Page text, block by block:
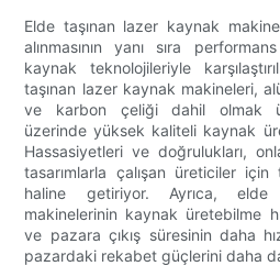
Elde taşınan lazer kaynak
alınmasının yanı sıra
kaynak teknolojileriyle
taşınan lazer kaynak makineleri,
ve karbon çeliği dahil olmak
üzerinde yüksek kaliteli kaynak
Hassasiyetleri ve doğrulukları,
tasarımlarla çalışan üreticiler
haline getiriyor. Ayrıca,
makinelerinin kaynak üretebilme
ve pazara çıkış süresinin daha
pazardaki rekabet güçlerini daha